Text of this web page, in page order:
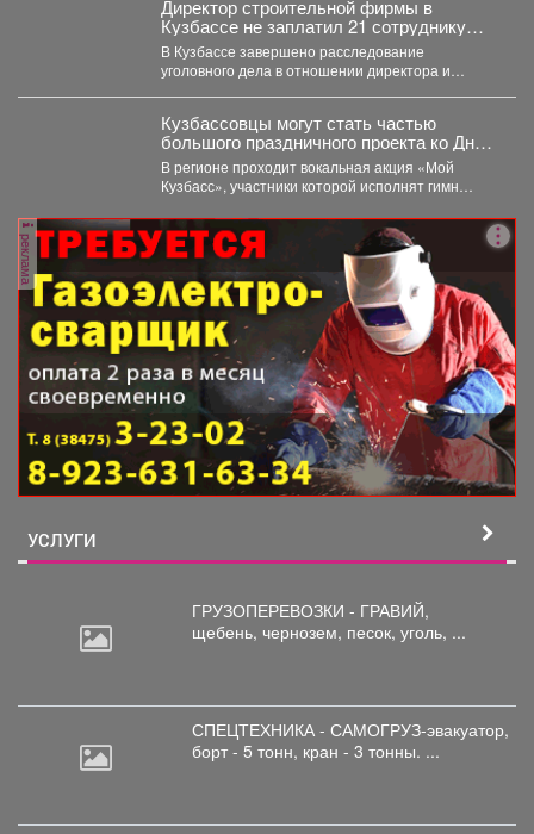
Директор строительной фирмы в
Кузбассе не заплатил 21 сотруднику
деньги
В Кузбассе завершено расследование
уголовного дела в отношении директора и
Кузбассовцы могут стать частью
большого праздничного проекта ко Дню
шахтера.
В регионе проходит вокальная акция «Мой
Кузбасс», участники которой исполнят гимн
реклама
УСЛУГИ
ГРУЗОПЕРЕВОЗКИ - ГРАВИЙ,
щебень, чернозем, песок, уголь, ...
СПЕЦТЕХНИКА - САМОГРУЗ-эвакуатор,
борт - 5 тонн, кран - 3 тонны. ...